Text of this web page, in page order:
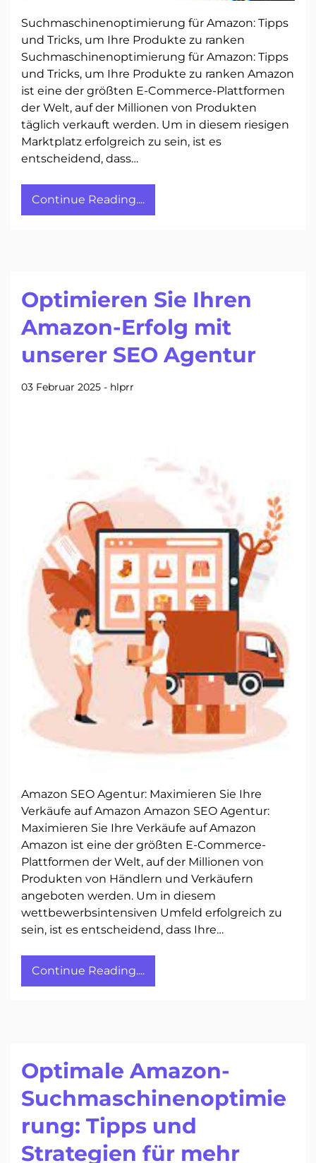
Suchmaschinenoptimierung für Amazon: Tipps
und Tricks, um Ihre Produkte zu ranken
Suchmaschinenoptimierung für Amazon: Tipps
und Tricks, um Ihre Produkte zu ranken Amazon
ist eine der größten E-Commerce-Plattformen
der Welt, auf der Millionen von Produkten
täglich verkauft werden. Um in diesem riesigen
Marktplatz erfolgreich zu sein, ist es
entscheidend, dass…
Continue Reading....
Optimieren Sie Ihren
Amazon-Erfolg mit
unserer SEO Agentur
03 Februar 2025 - hlprr
Amazon SEO Agentur: Maximieren Sie Ihre
Verkäufe auf Amazon Amazon SEO Agentur:
Maximieren Sie Ihre Verkäufe auf Amazon
Amazon ist eine der größten E-Commerce-
Plattformen der Welt, auf der Millionen von
Produkten von Händlern und Verkäufern
angeboten werden. Um in diesem
wettbewerbsintensiven Umfeld erfolgreich zu
sein, ist es entscheidend, dass Ihre…
Continue Reading....
Optimale Amazon-
Suchmaschinenoptimie
rung: Tipps und
Strategien für mehr